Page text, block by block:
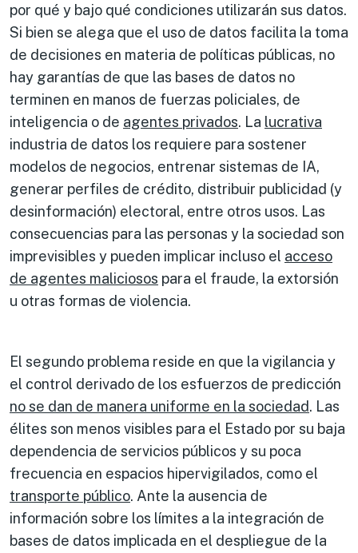
por qué y bajo qué condiciones utilizarán sus datos.
Si bien se alega que el uso de datos facilita la toma
de decisiones en materia de políticas públicas, no
hay garantías de que las bases de datos no
terminen en manos de fuerzas policiales, de
inteligencia o de agentes privados. La lucrativa
industria de datos los requiere para sostener
modelos de negocios, entrenar sistemas de IA,
generar perfiles de crédito, distribuir publicidad (y
desinformación) electoral, entre otros usos. Las
consecuencias para las personas y la sociedad son
imprevisibles y pueden implicar incluso el acceso
de agentes maliciosos para el fraude, la extorsión
u otras formas de violencia.
El segundo problema reside en que la vigilancia y
el control derivado de los esfuerzos de predicción
no se dan de manera uniforme en la sociedad. Las
élites son menos visibles para el Estado por su baja
dependencia de servicios públicos y su poca
frecuencia en espacios hipervigilados, como el
transporte público. Ante la ausencia de
información sobre los límites a la integración de
bases de datos implicada en el despliegue de la